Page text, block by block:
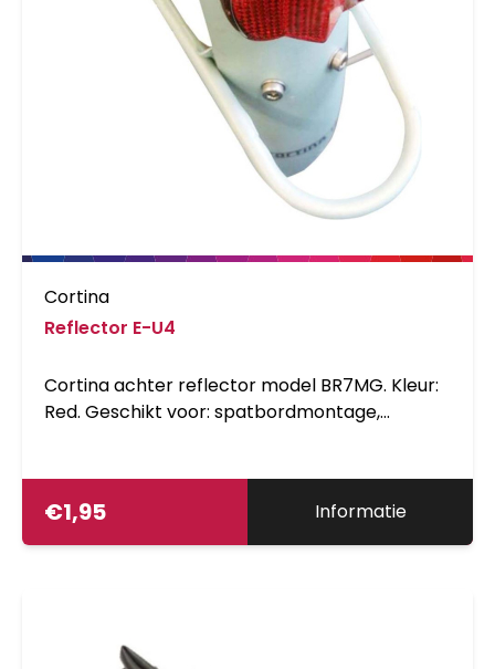
Cortina
Reflector E-U4
Cortina achter reflector model BR7MG. Kleur:
Red. Geschikt voor: spatbordmontage,
€1,95 Informatie